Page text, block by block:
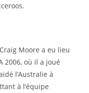
Moore a eu lieu
2006, où il a joué
l’Australie à
à l’équipe